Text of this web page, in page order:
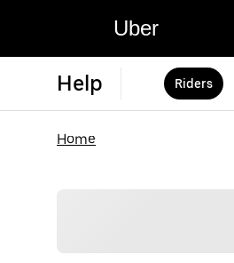
Uber
Help Riders
Home